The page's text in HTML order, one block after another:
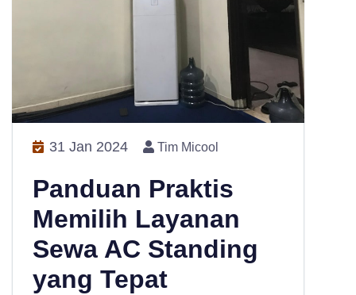
31 Jan 2024 Tim Micool
Panduan Praktis
Memilih Layanan
Sewa AC Standing
yang Tepat